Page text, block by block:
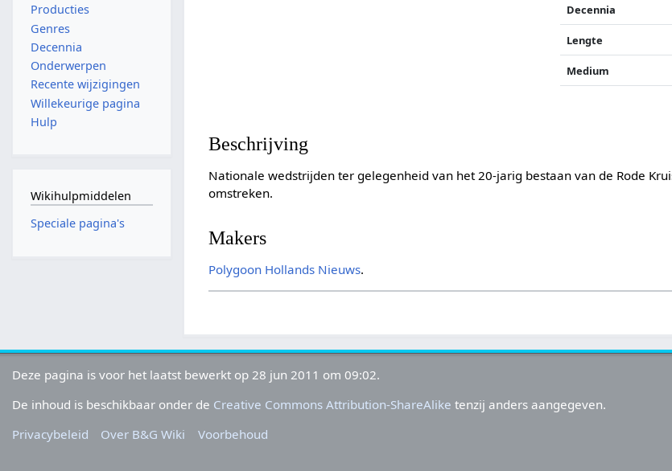
Decennia
Lengte
Medium
Beschrijving
Nationale wedstrijden ter gelegenheid van het 20-jarig bestaan van de Rode
omstreken.
Makers
Polygoon Hollands Nieuws.
Producties
Genres
Decennia
Onderwerpen
Recente wijzigingen
Willekeurige pagina
Hulp
Wikihulpmiddelen
Speciale pagina's
Deze pagina is voor het laatst bewerkt op 28 jun 2011 om 09:02.
De inhoud is beschikbaar onder de Creative Commons Attribution-ShareAlike tenzij anders aangegeven.
Privacybeleid
Over B&G Wiki Voorbehoud